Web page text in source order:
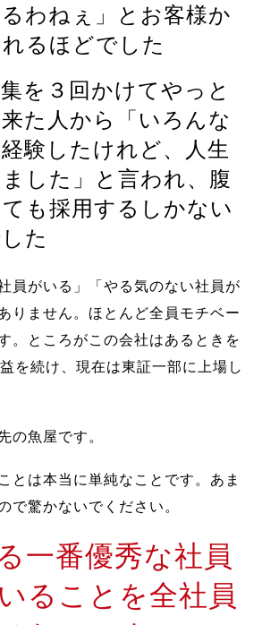
わねぇ」とお客様か
るほどでした
を３回かけてやっと
た人から「いろんな
験したけれど、人生
した」と言われ、腹
も採用するしかない
た
員がいる」「やる気のない社員が
りません。ほとんど全員モチベー
。ところがこの会社はあるときを
を続け、現在は東証一部に上場し
の魚屋です。
とは本当に単純なことです。あま
で驚かないでください。
一番優秀な社員
ることを全社員